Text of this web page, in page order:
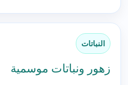
النباتات
زهور ونباتات موسمية